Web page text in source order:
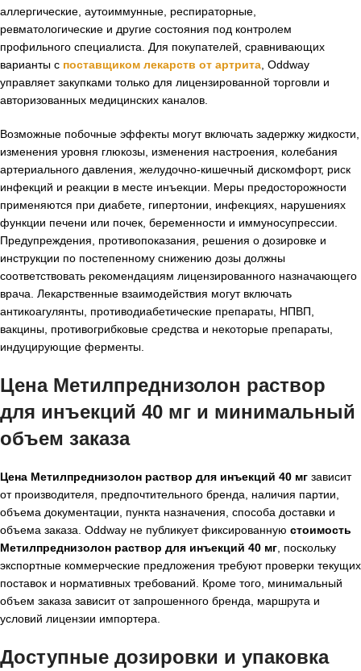
аллергические, аутоиммунные, респираторные,
ревматологические и другие состояния под контролем
профильного специалиста. Для покупателей, сравнивающих
варианты с поставщиком лекарств от артрита , Oddway
управляет закупками только для лицензированной торговли и
авторизованных медицинских каналов.
Возможные побочные эффекты могут включать задержку жидкости,
изменения уровня глюкозы, изменения настроения, колебания
артериального давления, желудочно-кишечный дискомфорт, риск
инфекций и реакции в месте инъекции. Меры предосторожности
применяются при диабете, гипертонии, инфекциях, нарушениях
функции печени или почек, беременности и иммуносупрессии.
Предупреждения, противопоказания, решения о дозировке и
инструкции по постепенному снижению дозы должны
соответствовать рекомендациям лицензированного назначающего
врача. Лекарственные взаимодействия могут включать
антикоагулянты, противодиабетические препараты, НПВП,
вакцины, противогрибковые средства и некоторые препараты,
индуцирующие ферменты.
Цена Метилпреднизолон раствор
для инъекций 40 мг и минимальный
объем заказа
Цена Метилпреднизолон раствор для инъекций 40 мг зависит
от производителя, предпочтительного бренда, наличия партии,
объема документации, пункта назначения, способа доставки и
объема заказа. Oddway не публикует фиксированную стоимость
Метилпреднизолон раствор для инъекций 40 мг , поскольку
экспортные коммерческие предложения требуют проверки текущих
поставок и нормативных требований. Кроме того, минимальный
объем заказа зависит от запрошенного бренда, маршрута и
условий лицензии импортера.
Доступные дозировки и упаковка